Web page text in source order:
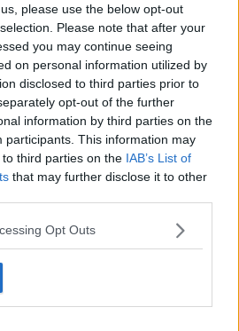
please use the below opt-out
Please note that after your
you may continue seeing
on personal information utilized by
disclosed to third parties prior to
opt-out of the further
information by third parties on the
participants. This information may
third parties on the IAB’s List of
that may further disclose it to other
Opt Outs
med uppgraderad infrastruktur (och
) typ Wikipedia
06-30 09:10
profil?
06-29 21:23
Varför vill man vara Moderator?
23